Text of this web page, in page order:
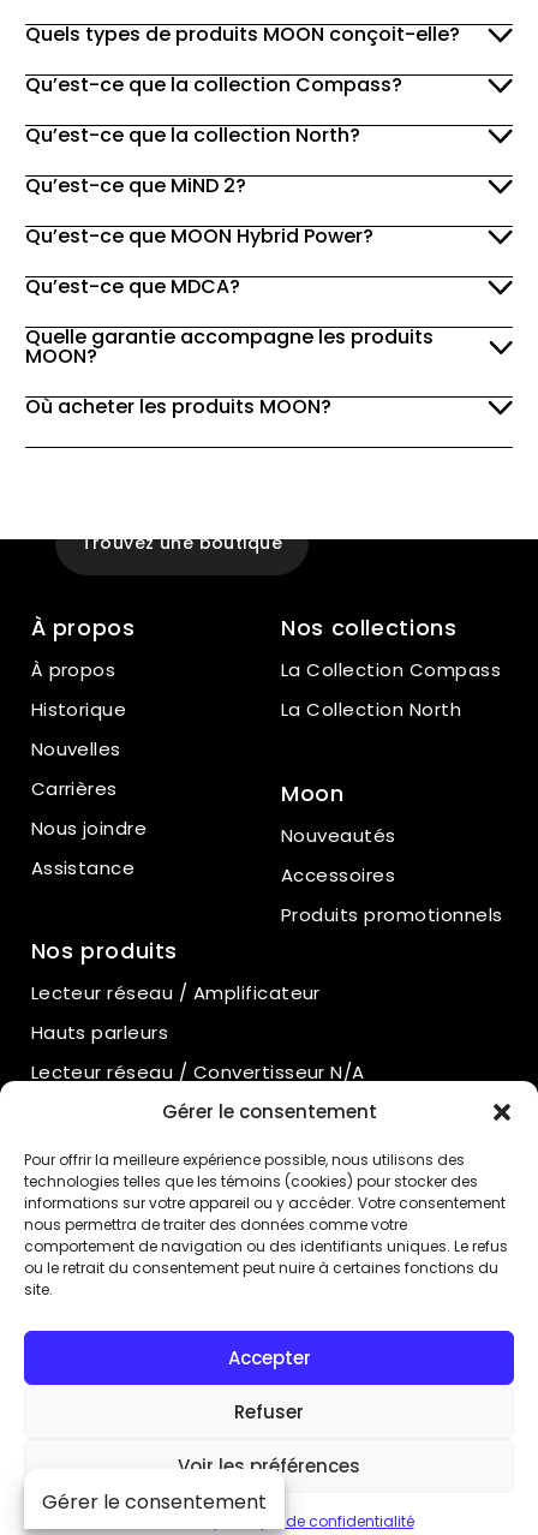
Gérer le consentement
Pour offrir la meilleure expérience possible, nous utilisons des
technologies telles que les témoins (cookies) pour stocker des
informations sur votre appareil ou y accéder. Votre consentement
nous permettra de traiter des données comme votre
comportement de navigation ou des identifiants uniques. Le refus
ou le retrait du consentement peut nuire à certaines fonctions du
site.
Accepter
Refuser
Voir les préférences
Politique de confidentialité
Quels types de produits MOON conçoit-elle?
Qu’est-ce que la collection Compass?
Qu’est-ce que la collection North?
Qu’est-ce que MiND 2?
Qu’est-ce que MOON Hybrid Power?
Qu’est-ce que MDCA?
Quelle garantie accompagne les produits
MOON?
Où acheter les produits MOON?
Trouvez une boutique
À propos
À propos
Historique
Nouvelles
Carrières
Nous joindre
Assistance
Nos collections
La Collection Compass
La Collection North
Moon
Nouveautés
Accessoires
Produits promotionnels
Nos produits
Lecteur réseau / Amplificateur
Hauts parleurs
Lecteur réseau / Convertisseur N/A
Amplificateurs intégrés
Amplificateurs de puissance
Préamplificateurs
Préamplificateurs phono
Alimentation externe
Politique de confidentialité
© 2026 Simaudio Ltd. Tous droits réservés.
Gérer le consentement